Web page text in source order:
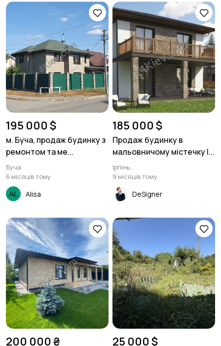
195 000 $
м. Буча, продаж будинку з
ремонтом та ме...
Буча
6 місяців тому
Alisa
185 000 $
Продаж будинку в
мальовничому містечку І...
Ірпінь
9 місяців тому
DeSigner
200 000 ₴ 25 000 $